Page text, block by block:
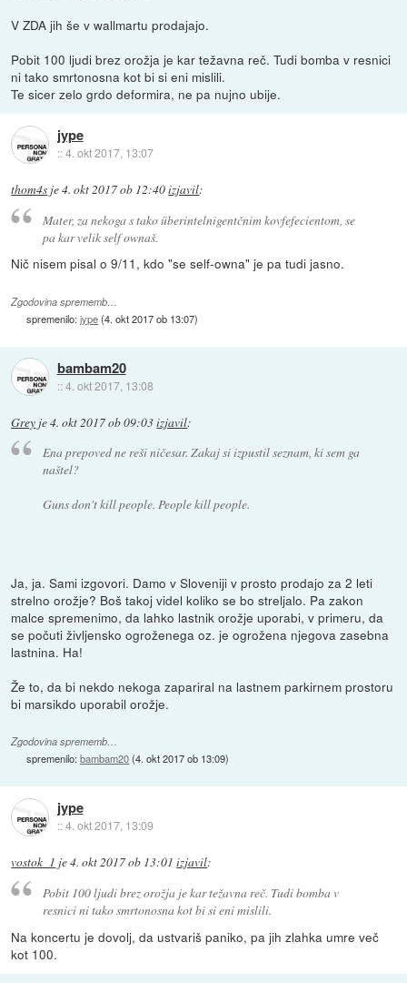
V ZDA jih še v wallmartu prodajajo.
Pobit 100 ljudi brez orožja je kar težavna reč. Tudi bomba v resnici
ni tako smrtonosna kot bi si eni mislili.
Te sicer zelo grdo deformira, ne pa nujno ubije.
jype
::4. okt 2017, 13:07
thom4s je4. okt 2017 ob 12:40izjavil:
Mater, za nekoga s tako überintelnigentčnim kovfefecientom, se
pa kar velik self ownaš.
Nič nisem pisal o 9/11, kdo "se self-owna" je pa tudi jasno.
Zgodovina sprememb…
spremenilo:jype(4. okt 2017 ob 13:07)
bambam20
::4. okt 2017, 13:08
Grey je4. okt 2017 ob 09:03izjavil:
Ena prepoved ne reši ničesar. Zakaj si izpustil seznam, ki sem ga
naštel?
Guns don't kill people. People kill people.
Ja, ja. Sami izgovori. Damo v Sloveniji v prosto prodajo za 2 leti
strelno orožje? Boš takoj videl koliko se bo streljalo. Pa zakon
malce spremenimo, da lahko lastnik orožje uporabi, v primeru, da
se počuti življensko ogroženega oz. je ogrožena njegova zasebna
lastnina. Ha!
Že to, da bi nekdo nekoga zapariral na lastnem parkirnem prostoru
bi marsikdo uporabil orožje.
Zgodovina sprememb…
spremenilo:bambam20(4. okt 2017 ob 13:09)
jype
::4. okt 2017, 13:09
vostok_1 je4. okt 2017 ob 13:01 izjavil:
Pobit 100 ljudi brez orožja je kar težavna reč. Tudi bomba v
resnici ni tako smrtonosna kot bi si eni mislili.
Na koncertu je dovolj, da ustvariš paniko, pa jih zlahka umre več
kot 100.